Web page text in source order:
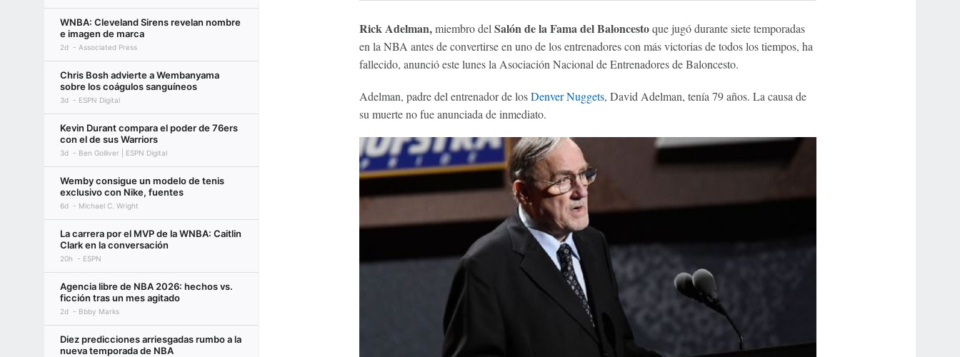
WNBA: Cleveland Sirens revelan nombre
e imagen de marca
2d Associated Press
Chris Bosh advierte a Wembanyama
sobre los coágulos sanguíneos
3d ESPN Digital
Kevin Durant compara el poder de 76ers
con el de sus Warriors
3d Ben Golliver | ESPN Digital
Wemby consigue un modelo de tenis
exclusivo con Nike, fuentes
6d Michael C. Wright
La carrera por el MVP de la WNBA: Caitlin
Clark en la conversación
20h ESPN
Agencia libre de NBA 2026: hechos vs.
ficción tras un mes agitado
2d Bbby Marks
Diez predicciones arriesgadas rumbo a la
nueva temporada de NBA
Rick Adelman,miembro del Salón de la Fama del Baloncestoque jugó durante siete temporadas
en la NBA antes de convertirse en uno de los entrenadores con más victorias de todos los tiempos, ha
fallecido, anunció este lunes la Asociación Nacional de Entrenadores de Baloncesto.
Adelman, padre del entrenador de losDenver Nuggets, David Adelman, tenía 79 años. La causa de
su muerte no fue anunciada de inmediato.